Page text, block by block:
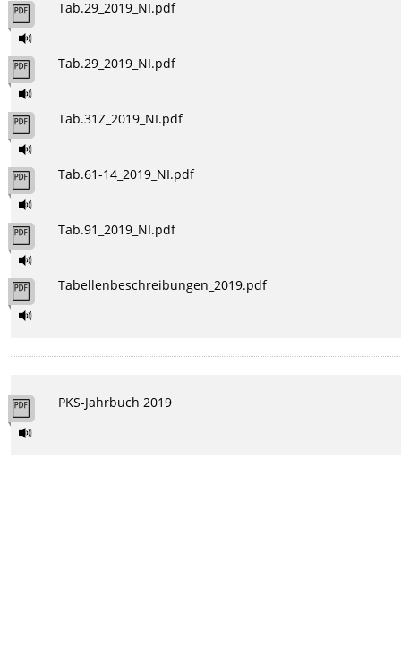
Tab.29_2019_NI.pdf
Tab.29_2019_NI.pdf
Tab.31Z_2019_NI.pdf
Tab.61-14_2019_NI.pdf
Tab.91_2019_NI.pdf
Tabellenbeschreibungen_2019.pdf
PKS-Jahrbuch 2019